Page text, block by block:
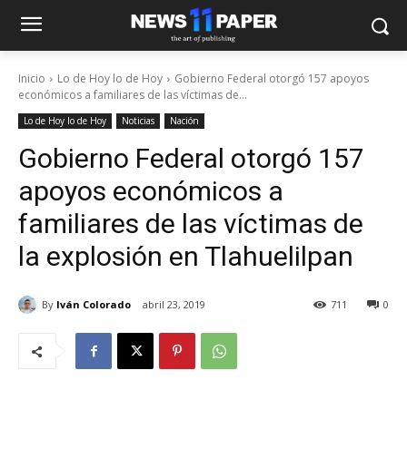
Inicio Lo de Hoy lo de Hoy
Gobierno Federal otorgó 157 apoyos
económicos a familiares de las víctimas de...
Lo de Hoy lo de Hoy Noticias Nación
Gobierno Federal otorgó 157
apoyos económicos a
familiares de las víctimas de
la explosión en Tlahuelilpan
By Iván Colorado abril 23, 2019 0
711